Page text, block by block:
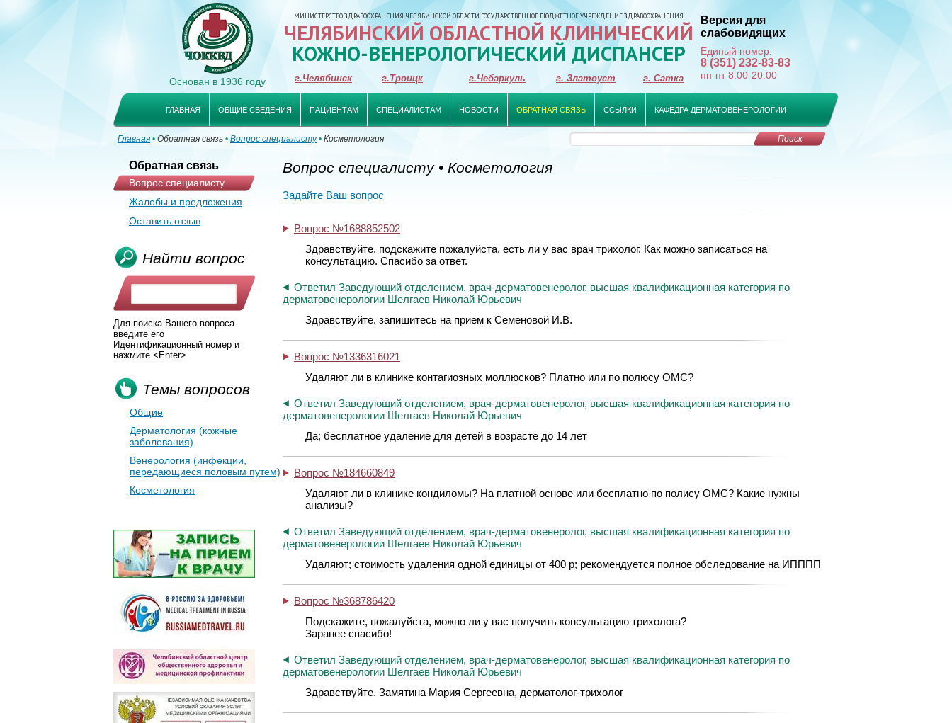
Основан в 1936 году
МИНИСТЕРСТВО ЗДРАВООХРАНЕНИЯ ЧЕЛЯБИНСКОЙ ОБЛАСТИ ГОСУДАРСТВЕННОЕ БЮДЖЕТНОЕ УЧРЕЖДЕНИЕ ЗДРАВООХРАНЕНИЯ
ЧЕЛЯБИНСКИЙ ОБЛАСТНОЙ КЛИНИЧЕСКИЙ
КОЖНО-ВЕНЕРОЛОГИЧЕСКИЙ ДИСПАНСЕР
Версия для
слабовидящих
Единый номер:
8 (351) 232-83-83
пн-пт 8:00-20:00
г.Челябинск г.Троицк г.Чебаркуль г. Златоуст г. Сатка
ГЛАВНАЯ ОБЩИЕ СВЕДЕНИЯ ПАЦИЕНТАМ СПЕЦИАЛИСТАМ НОВОСТИ ОБРАТНАЯ СВЯЗЬ ССЫЛКИ КАФЕДРА ДЕРМАТОВЕНЕРОЛОГИИ
Поиск
Главная • Обратная связь • Вопрос специалисту• Косметология
Вопрос специалисту • Косметология
Задайте Ваш вопрос
Вопрос №1688852502
Здравствуйте, подскажите пожалуйста, есть ли у вас врач трихолог. Как можно записаться на
консультацию. Спасибо за ответ.
Ответил Заведующий отделением, врач-дерматовенеролог, высшая квалификационная категория по
дерматовенерологии Шелгаев Николай Юрьевич
Здравствуйте. запишитесь на прием к Семеновой И.В.
Вопрос №1336316021
Удаляют ли в клинике контагиозных моллюсков? Платно или по полюсу ОМС?
Ответил Заведующий отделением, врач-дерматовенеролог, высшая квалификационная категория по
дерматовенерологии Шелгаев Николай Юрьевич
Да; бесплатное удаление для детей в возрасте до 14 лет
Вопрос №184660849
Удаляют ли в клинике кондиломы? На платной основе или бесплатно по полису ОМС? Какие нужны
анализы?
Ответил Заведующий отделением, врач-дерматовенеролог, высшая квалификационная категория по
дерматовенерологии Шелгаев Николай Юрьевич
Удаляют; стоимость удаления одной единицы от 400 р; рекомендуется полное обследование на ИПППП
Вопрос №368786420
Подскажите, пожалуйста, можно ли у вас получить консультацию трихолога?
Заранее спасибо!
Ответил Заведующий отделением, врач-дерматовенеролог, высшая квалификационная категория по
дерматовенерологии Шелгаев Николай Юрьевич
Здравствуйте. Замятина Мария Сергеевна, дерматолог-трихолог
Обратная связь
Вопрос специалисту
Жалобы и предложения
Оставить отзыв
Найти вопрос
Для поиска Вашего вопроса
введите его
Идентификационный номер и
нажмите <Enter>
Темы вопросов
Общие
Дерматология (кожные
заболевания)
Венерология (инфекции,
передающиеся половым путем)
Косметология